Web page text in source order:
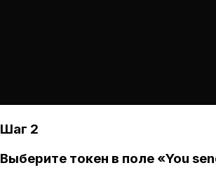
Шаг 2
Выберите токен в поле «You